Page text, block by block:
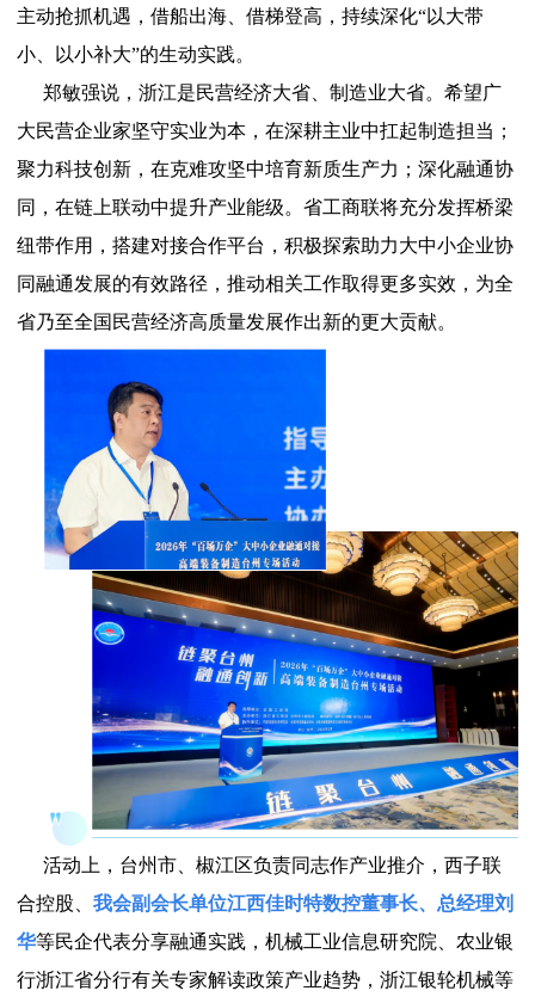
主动抢抓机遇，借船出海、借梯登高，持续深化“以大带
小、以小补大”的生动实践。
郑敏强说，浙江是民营经济大省、制造业大省。希望广
大民营企业家坚守实业为本，在深耕主业中扛起制造担当；
聚力科技创新，在克难攻坚中培育新质生产力；深化融通协
同，在链上联动中提升产业能级。省工商联将充分发挥桥梁
纽带作用，搭建对接合作平台，积极探索助力大中小企业协
同融通发展的有效路径，推动相关工作取得更多实效，为全
省乃至全国民营经济高质量发展作出新的更大贡献。
活动上，台州市、椒江区负责同志作产业推介，西子联
合控股、我会副会长单位江西佳时特数控董事长、总经理刘
华等民企代表分享融通实践，机械工业信息研究院、农业银
行浙江省分行有关专家解读政策产业趋势，浙江银轮机械等